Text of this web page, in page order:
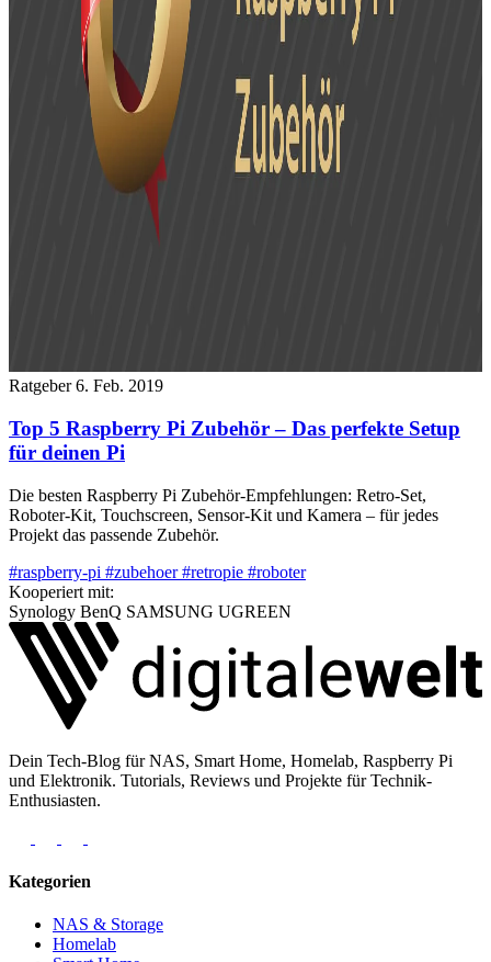
Ratgeber6. Feb. 2019
Top 5 Raspberry Pi Zubehör – Das perfekte Setup
für deinen Pi
Die besten Raspberry Pi Zubehör-Empfehlungen: Retro-Set,
Roboter-Kit, Touchscreen, Sensor-Kit und Kamera – für jedes
Projekt das passende Zubehör.
#raspberry-pi #zubehoer#retropie #roboter
Kooperiert mit:
Synology BenQ SAMSUNG UGREEN
Dein Tech-Blog für NAS, Smart Home, Homelab, Raspberry Pi
und Elektronik. Tutorials, Reviews und Projekte für Technik-
Enthusiasten.
Kategorien
NAS & Storage
Homelab